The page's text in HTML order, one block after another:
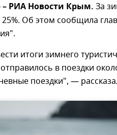
РИА Новости Крым. За
Об этом сообщила
итоги зимнего
в поездки
поездки", —